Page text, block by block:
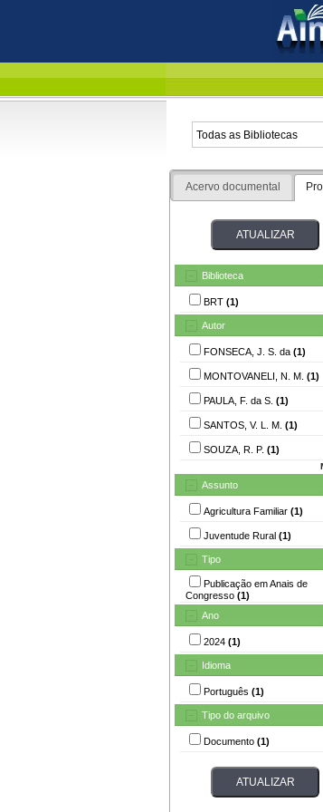
Acervo documental
Biblioteca
BRT (1)
Autor
FONSECA, J. S. da (1)
MONTOVANELI, N. M. (1)
PAULA, F. da S. (1)
SANTOS, V. L. M. (1)
SOUZA, R. P. (1)
Assunto
Agricultura Familiar (1)
Juventude Rural (1)
Tipo
Publicação em Anais de
Congresso (1)
Ano
2024 (1)
Idioma
Português (1)
Tipo do arquivo
Documento (1)